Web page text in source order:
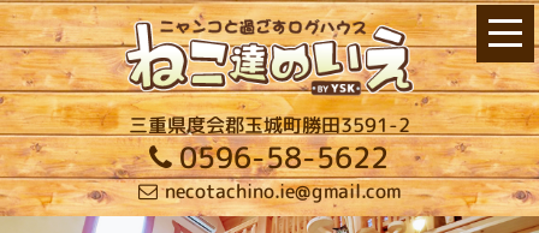
三重県度会郡玉城町勝田3591-2
0596-58-5622
necotachino.ie@gmail.com